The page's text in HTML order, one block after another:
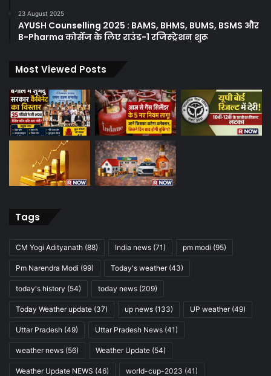
23 August 2025
AYUSH Counselling 2025 : BAMS, BHMS, BUMS, BSMS और
B-Pharma कोर्सेज के लिए राउंड-1 रजिस्ट्रेशन शुरू
Most Viewed Posts
Tags
CM Yogi Adityanath (88) India news (71) pm modi (95)
Pm Narendra Modi (99) Today's weather(43)
today's history (54) today news (209)
Today Weather update (37) up news (133) UP weather(49)
Uttar Pradesh (49) Uttar Pradesh News (41)
weather news (56) Weather Update (54)
Weather Update NEWS (46) world-cup-2023 (41)